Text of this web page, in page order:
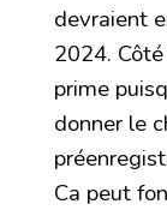
devraient
2024.
prime
donner le
Ca peut